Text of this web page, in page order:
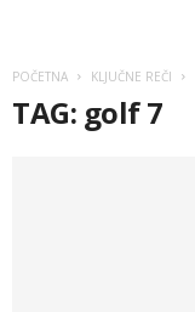
POČETNA KLJUČNE REČI
TAG: golf 7